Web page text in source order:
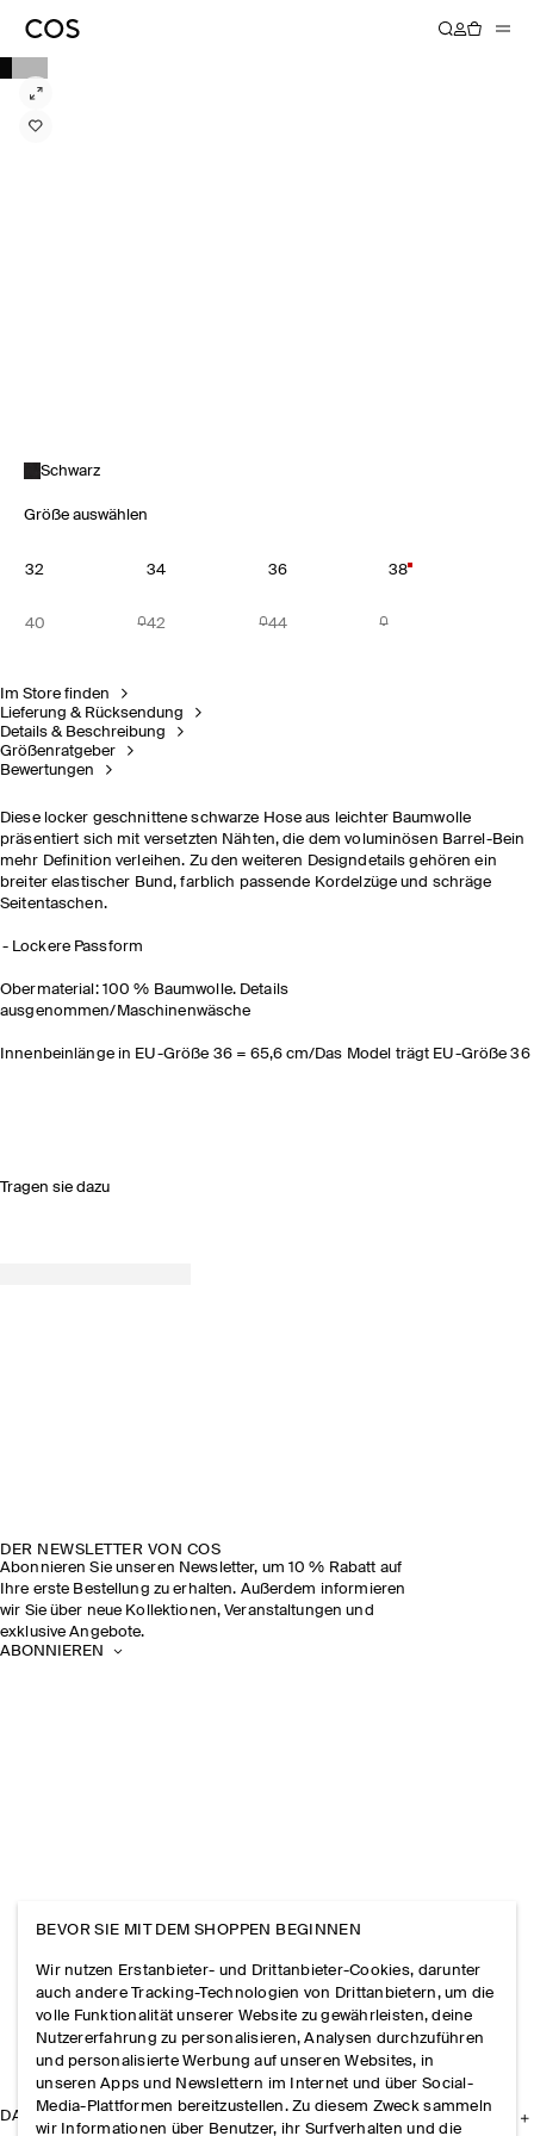
Schwarz
Größe auswählen
32 34 36 38
40 42 44
Im Store finden
Lieferung & Rücksendung
Details & Beschreibung
Größenratgeber
Bewertungen
Diese locker geschnittene schwarze Hose aus leichter Baumwolle
präsentiert sich mit versetzten Nähten, die dem voluminösen Barrel-Bein
mehr Definition verleihen. Zu den weiteren Designdetails gehören ein
breiter elastischer Bund, farblich passende Kordelzüge und schräge
Seitentaschen.
Lockere Passform
Obermaterial: 100 % Baumwolle. Details
ausgenommen/Maschinenwäsche
Innenbeinlänge in EU-Größe 36 = 65,6 cm/Das Model trägt EU-Größe 36
Tragen sie dazu
DER NEWSLETTER VON COS
Abonnieren Sie unseren Newsletter, um 10 % Rabatt auf
Ihre erste Bestellung zu erhalten. Außerdem informieren
wir Sie über neue Kollektionen, Veranstaltungen und
exklusive Angebote.
ABONNIEREN
DAS UNTERNEHMEN
BEVOR SIE MIT DEM SHOPPEN BEGINNEN
Wir nutzen Erstanbieter- und Drittanbieter-Cookies, darunter
auch andere Tracking-Technologien von Drittanbietern, um die
volle Funktionalität unserer Website zu gewährleisten, deine
Nutzererfahrung zu personalisieren, Analysen durchzuführen
und personalisierte Werbung auf unseren Websites, in
unseren Apps und Newslettern im Internet und über Social-
Media-Plattformen bereitzustellen. Zu diesem Zweck sammeln
wir Informationen über Benutzer, ihr Surfverhalten und die